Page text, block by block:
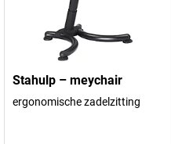
Stahulp – meychair
ergonomische zadelzitting